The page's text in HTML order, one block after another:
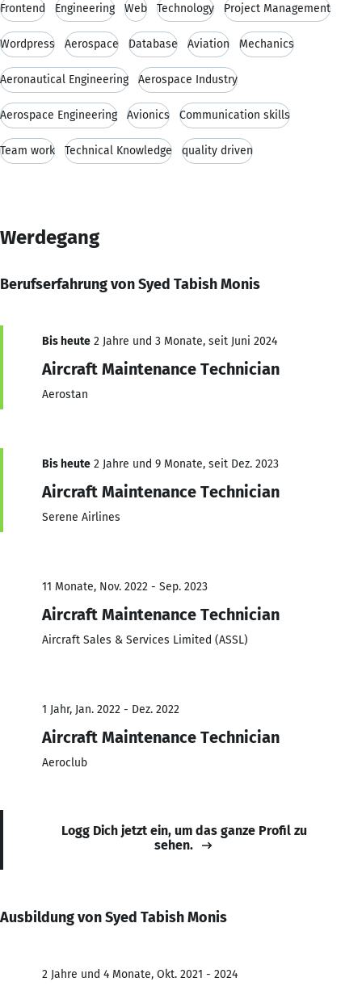
Frontend Engineering Web Technology Project Management
Wordpress Aerospace Database Aviation Mechanics
Aeronautical Engineering Aerospace Industry
Aerospace Engineering Avionics Communication skills
Team work Technical Knowledge quality driven
Werdegang
Berufserfahrung von Syed Tabish Monis
Bis heute 2 Jahre und 3 Monate, seit Juni 2024
Aircraft Maintenance Technician
Aerostan
Bis heute 2 Jahre und 9 Monate, seit Dez. 2023
Aircraft Maintenance Technician
Serene Airlines
11 Monate, Nov. 2022 - Sep. 2023
Aircraft Maintenance Technician
Aircraft Sales & Services Limited (ASSL)
1 Jahr, Jan. 2022 - Dez. 2022
Aircraft Maintenance Technician
Aeroclub
Logg Dich jetzt ein, um das ganze Profil zu
sehen.
Ausbildung von Syed Tabish Monis
2 Jahre und 4 Monate, Okt. 2021 - 2024